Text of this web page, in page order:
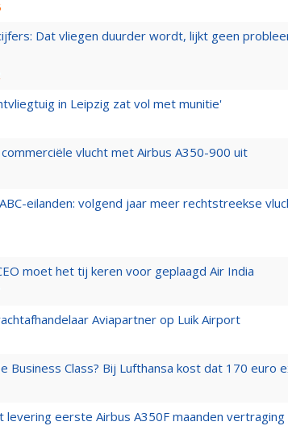
Dat vliegen duurder wordt, lijkt geen
in Leipzig zat vol met munitie'
vlucht met Airbus A350-900 uit
eilanden: volgend jaar meer rechtstreekse
moet het tij keren voor geplaagd Air India
Aviapartner op Luik Airport
Business Class? Bij Lufthansa kost dat 170 euro
levering eerste Airbus A350F maanden